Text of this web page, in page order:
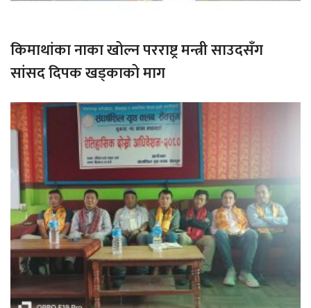
किमाथांका नाका खोल्न परराष्ट्र मन्त्री साउदसँग
सांसद दिपक खड्काको माग